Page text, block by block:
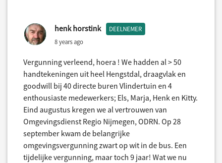
henk horstink DEELNEMER
8 years ago
Vergunning verleend, hoera ! We hadden al > 50
handtekeningen uit heel Hengstdal, draagvlak en
goodwill bij 40 directe buren Vlindertuin en 4
enthousiaste medewerkers; Els, Marja, Henk en Kitty.
Eind augustus kregen we al vertrouwen van
Omgevingsdienst Regio Nijmegen, ODRN. Op 28
september kwam de belangrijke
omgevingsvergunning zwart op wit in de bus. Een
tijdelijke vergunning, maar toch 9 jaar! Wat we nu